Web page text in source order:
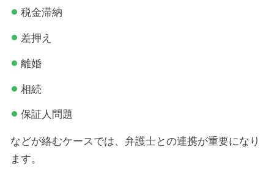
税金滞納
差押え
離婚
相続
保証人問題
などが絡むケースでは、弁護士との連携が重要になり
ます。